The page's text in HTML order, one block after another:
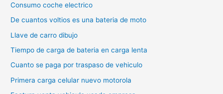
Consumo coche electrico
De cuantos voltios es una bateria de moto
Llave de carro dibujo
Tiempo de carga de bateria en carga lenta
Cuanto se paga por traspaso de vehiculo
Primera carga celular nuevo motorola